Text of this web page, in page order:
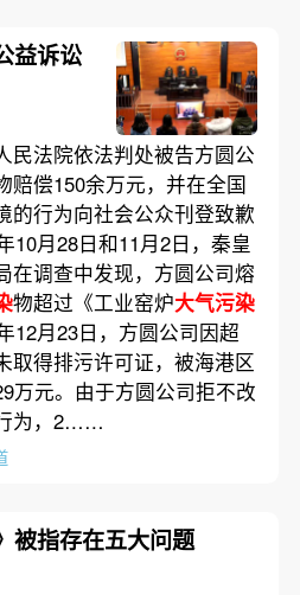
益诉讼
民法院依法判处被告方圆公
赔偿150余万元，并在全国
的行为向社会公众刊登致歉
月28日和11月2日，秦皇
在调查中发现，方圆公司熔
物超过《工业窑炉大气污染
12月23日，方圆公司因超
取得排污许可证，被海港区
万元。由于方圆公司拒不改
为，2……
被指存在五大问题